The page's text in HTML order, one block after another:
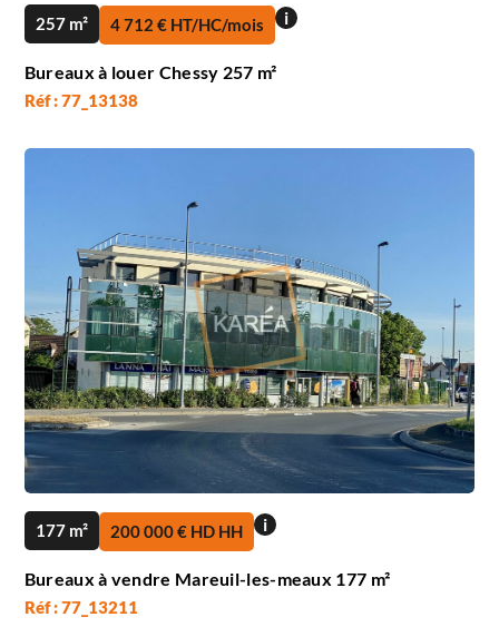
257 m² 4 712 € HT/HC/mois i
Bureaux à louer Chessy 257 m²
Réf : 77_13138
177 m² 200 000 € HD HH i
Bureaux à vendre Mareuil-les-meaux 177 m²
Réf : 77_13211